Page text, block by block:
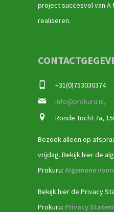
project succesvol van A
realiseren.
+31(0)753030374
info@prokuru.nl,
Ronde Tocht 7a,
Bezoek alleen op
vrijdag. Bekijk hier de
Prokuru: Algemene
Bekijk hier de Privacy
Prokuru: Privacy